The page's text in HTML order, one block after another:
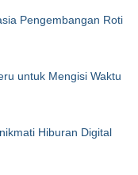
Pengembangan Roti
untuk Mengisi Waktu
Hiburan Digital